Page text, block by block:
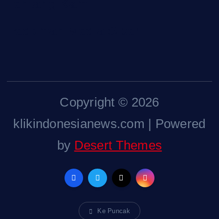
Copyright © 2026
klikindonesianews.com | Powered
by Desert Themes
Ke Puncak